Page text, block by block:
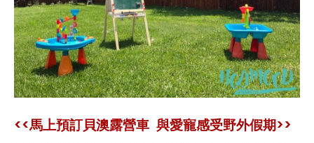
<<馬上預訂貝澳露營車 與愛寵感受野外假期>>